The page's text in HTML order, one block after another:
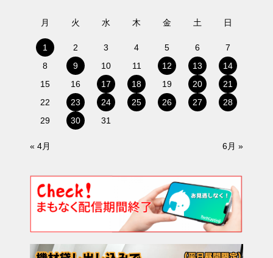
月 火 水 木 金 土 日
1 2 3 4 5 6
7
8
9 10 11 12 13
14
15
16 17 18 19 20
21
22
23 24 25 26 27
28
29
30 31
« 4月 6月 »